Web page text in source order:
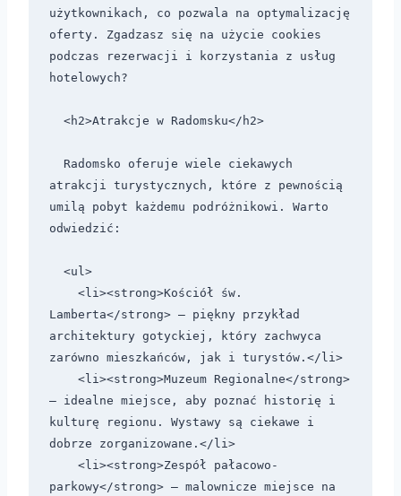
użytkownikach, co pozwala na optymalizację
oferty. Zgadzasz się na użycie cookies
podczas rezerwacji i korzystania z usług
hotelowych?
atrakcji turystycznych, które z pewnością
umilą pobyt każdemu podróżnikowi. Warto
odwiedzić:
Lamberta</strong> – piękny przykład
architektury gotyckiej, który zachwyca
zarówno mieszkańców, jak i turystów.</li>
– idealne miejsce, aby poznać historię i
kulturę regionu. Wystawy są ciekawe i
dobrze zorganizowane.</li>
parkowy</strong> – malownicze miejsce na